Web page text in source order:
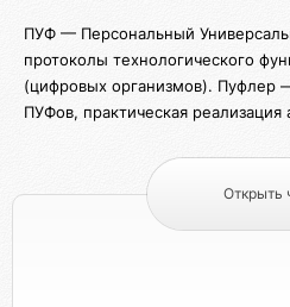
ПУФ — Персональный
протоколы технологического
(цифровых организмов). Пуфлер
ПУФов, практическая реализация
Открыть